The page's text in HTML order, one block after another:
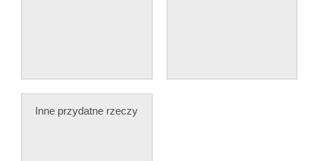
Inne przydatne rzeczy